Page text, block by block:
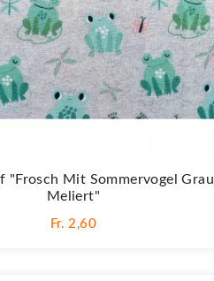
"Frosch Mit Sommervogel Grau
Meliert"
Fr. 2,60